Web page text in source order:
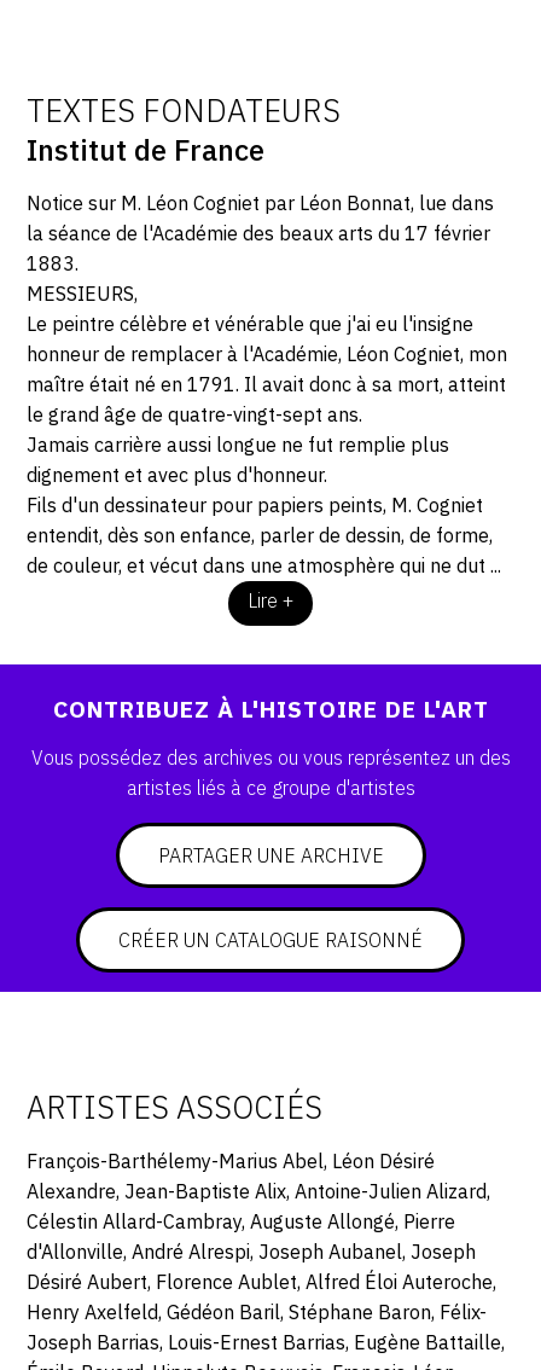
TEXTES FONDATEURS
Institut de France
Notice sur M. Léon Cogniet par Léon Bonnat, lue dans
la séance de l'Académie des beaux arts du 17 février
1883.
MESSIEURS,
Le peintre célèbre et vénérable que j'ai eu l'insigne
honneur de remplacer à l'Académie, Léon Cogniet, mon
maître était né en 1791. Il avait donc à sa mort, atteint
le grand âge de quatre-vingt-sept ans.
Jamais carrière aussi longue ne fut remplie plus
dignement et avec plus d'honneur.
Fils d'un dessinateur pour papiers peints, M. Cogniet
entendit, dès son enfance, parler de dessin, de forme,
de couleur, et vécut dans une atmosphère qui ne dut ...
Lire +
CONTRIBUEZ À L'HISTOIRE DE L'ART
Vous possédez des archives ou vous représentez un des
artistes liés à ce groupe d'artistes
PARTAGER UNE ARCHIVE
CRÉER UN CATALOGUE RAISONNÉ
ARTISTES ASSOCIÉS
François-Barthélemy-Marius Abel, Léon Désiré
Alexandre, Jean-Baptiste Alix, Antoine-Julien Alizard,
Célestin Allard-Cambray, Auguste Allongé, Pierre
d'Allonville, André Alrespi, Joseph Aubanel, Joseph
Désiré Aubert, Florence Aublet, Alfred Éloi Auteroche,
Henry Axelfeld, Gédéon Baril, Stéphane Baron, Félix-
Joseph Barrias, Louis-Ernest Barrias, Eugène Battaille,